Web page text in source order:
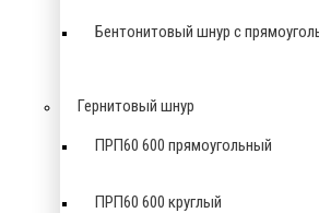
Бентонитовый шнур с
Гернитовый шнур
ПРП60 600 прямоугольный
ПРП60 600 круглый